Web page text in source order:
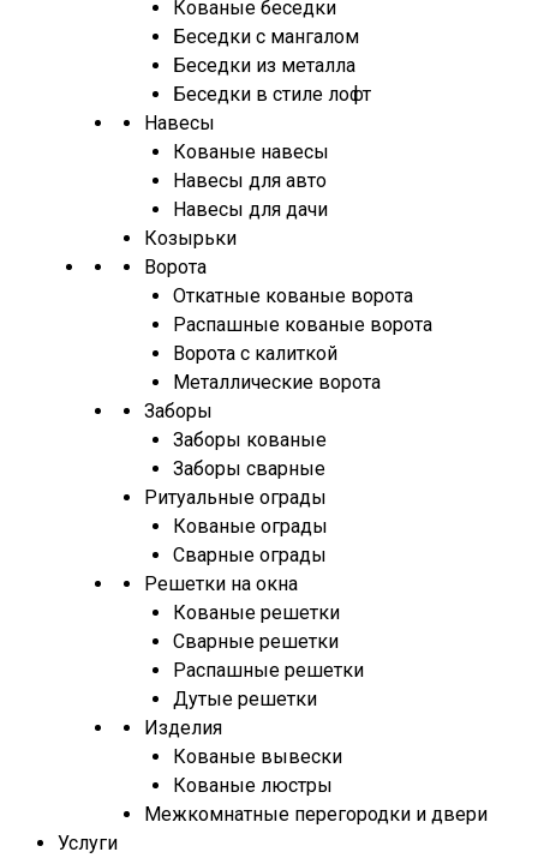
Кованые беседки
Беседки с мангалом
Беседки из металла
Беседки в стиле лофт
Навесы
Кованые навесы
Навесы для авто
Навесы для дачи
Козырьки
Ворота
Откатные кованые ворота
Распашные кованые ворота
Ворота с калиткой
Металлические ворота
Заборы
Заборы кованые
Заборы сварные
Ритуальные ограды
Кованые ограды
Сварные ограды
Решетки на окна
Кованые решетки
Сварные решетки
Распашные решетки
Дутые решетки
Изделия
Кованые вывески
Кованые люстры
Межкомнатные перегородки и двери
Услуги